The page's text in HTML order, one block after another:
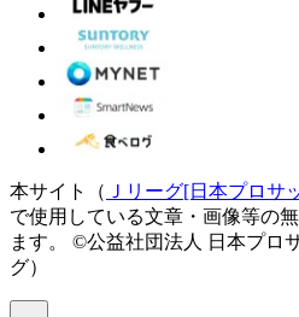
本サイト（ Ｊリーグ[日本プロサ
で使用している文章・画像等の
ます。
©公益社団法人 日本プロ
グ）